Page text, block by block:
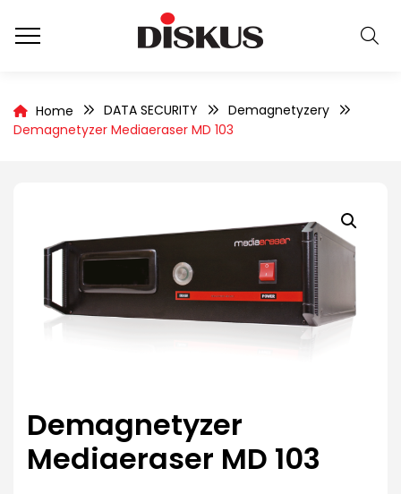
Home DATA SECURITY
Demagnetyzery
Demagnetyzer Mediaeraser MD 103
Demagnetyzer
Mediaeraser MD 103